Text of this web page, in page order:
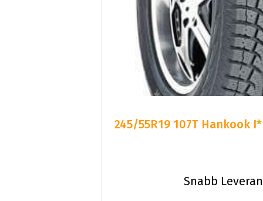
245/55R19 107T Hankook
Snabb